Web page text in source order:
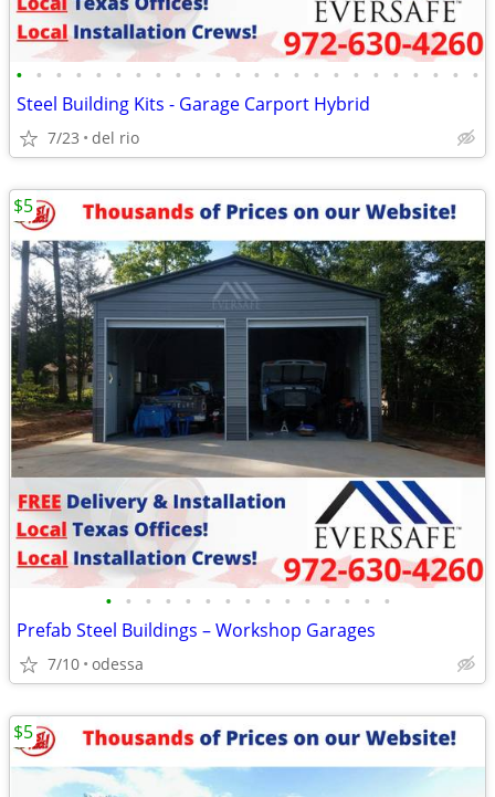
• • • • • • • • • • • • • • • • • • • • • • • •
Steel Building Kits - Garage Carport Hybrid
7/23 del rio
• • • • • • • • • • • • • • •
Prefab Steel Buildings – Workshop Garages
7/10 odessa
$5
$5